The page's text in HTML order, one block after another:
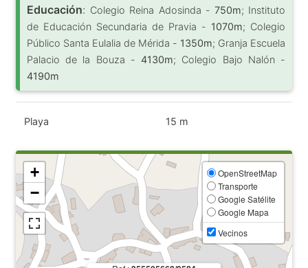
Educación: Colegio Reina Adosinda - 750m; Instituto
de Educación Secundaria de Pravia - 1070m; Colegio
Público Santa Eulalia de Mérida - 1350m; Granja Escuela
Palacio de la Bouza -4130m; Colegio Bajo Nalón -
4190m
Playa 15 m
+
−
OpenStreetMap
Transporte
Google Satélite
Google Mapa
Vecinos